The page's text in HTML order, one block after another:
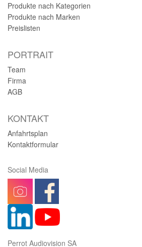
Produkte nach Kategorien
Produkte nach Marken
Preislisten
PORTRAIT
Team
Firma
AGB
KONTAKT
Anfahrtsplan
Kontaktformular
Social Media
Perrot Audiovision SA